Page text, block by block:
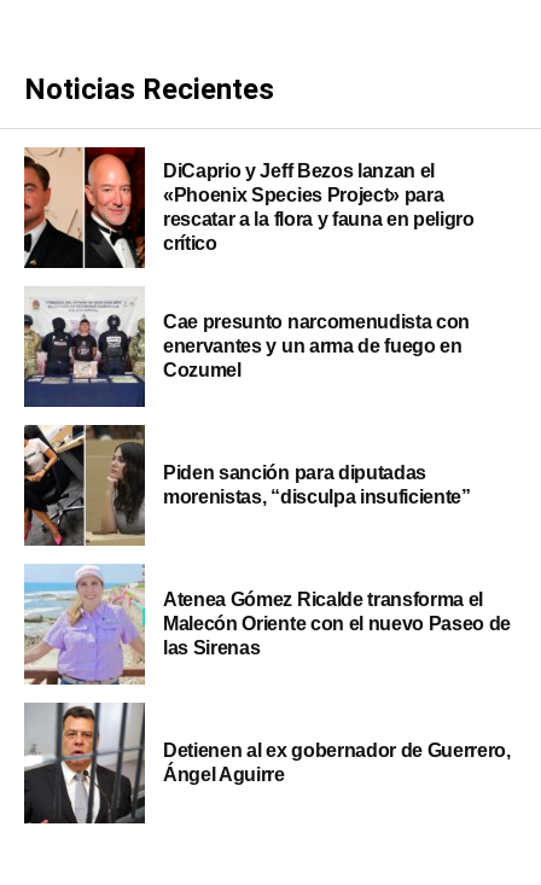
Noticias Recientes
DiCaprio y Jeff Bezos lanzan el
«Phoenix Species Project» para
rescatar a la flora y fauna en peligro
crítico
Cae presunto narcomenudista con
enervantes y un arma de fuego en
Cozumel
Piden sanción para diputadas
morenistas, “disculpa insuficiente”
Atenea Gómez Ricalde transforma el
Malecón Oriente con el nuevo Paseo de
las Sirenas
Detienen al ex gobernador de Guerrero,
Ángel Aguirre